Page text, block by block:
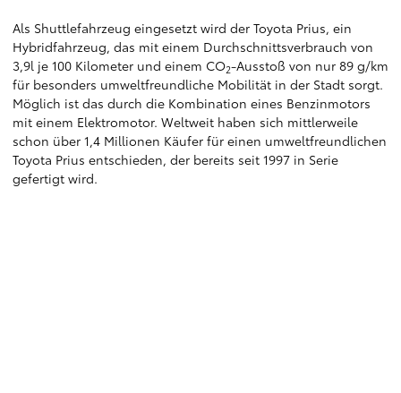
Als Shuttlefahrzeug eingesetzt wird der Toyota Prius, ein
Hybridfahrzeug, das mit einem Durchschnittsverbrauch von
3,9l je 100 Kilometer und einem CO2-Ausstoß von nur 89 g/km
für besonders umweltfreundliche Mobilität in der Stadt sorgt.
Möglich ist das durch die Kombination eines Benzinmotors
mit einem Elektromotor. Weltweit haben sich mittlerweile
schon über 1,4 Millionen Käufer für einen umweltfreundlichen
Toyota Prius entschieden, der bereits seit 1997 in Serie
gefertigt wird.